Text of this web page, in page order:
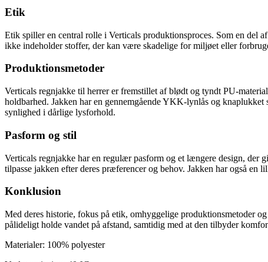
Etik
Etik spiller en central rolle i Verticals produktionsproces. Som en del
ikke indeholder stoffer, der kan være skadelige for miljøet eller
Produktionsmetoder
Verticals regnjakke til herrer er fremstillet af blødt og tyndt PU-
holdbarhed. Jakken har en gennemgående YKK-lynlås og
synlighed i dårlige lysforhold.
Pasform og stil
Verticals regnjakke har en regulær pasform og et længere design, der
tilpasse jakken efter deres præferencer og behov. Jakken har også
Konklusion
Med deres historie, fokus på etik, omhyggelige produktionsmetoder
pålideligt holde vandet på afstand, samtidig med at den tilbyder
Materialer: 100% polyester